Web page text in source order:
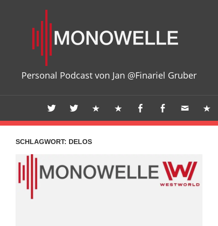
Personal Podcast von Jan @Finariel Gruber
SCHLAGWORT: DELOS